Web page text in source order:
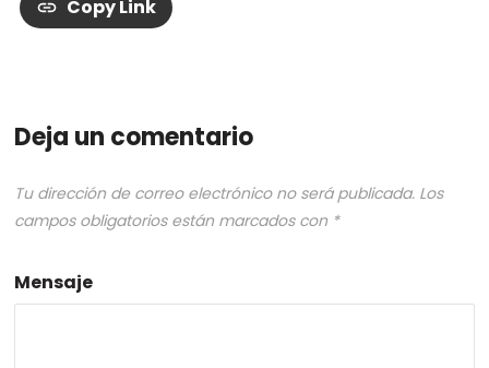
Copy Link
Deja un comentario
Tu dirección de correo electrónico no será publicada. Los
campos obligatorios están marcados con *
Mensaje